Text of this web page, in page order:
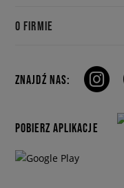
O FIRMIE
ZNAJDŹ NAS:
POBIERZ APLIKACJE